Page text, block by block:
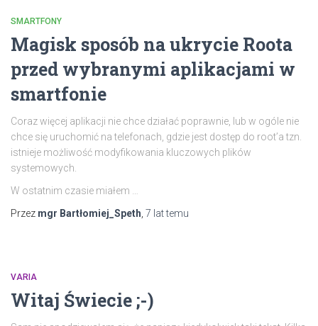
SMARTFONY
Magisk sposób na ukrycie Roota
przed wybranymi aplikacjami w
smartfonie
Coraz więcej aplikacji nie chce działać poprawnie, lub w ogóle nie
chce się uruchomić na telefonach, gdzie jest dostęp do root’a tzn.
istnieje możliwość modyfikowania kluczowych plików
systemowych.
W ostatnim czasie miałem …
Przez mgr Bartłomiej_Speth 7 lattemu
VARIA
Witaj Świecie ;-)